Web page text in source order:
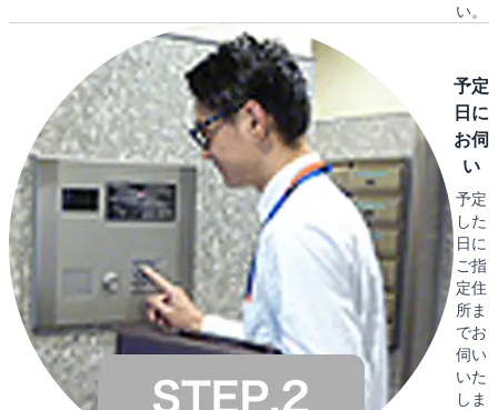
い。
予定
日に
お伺
い
予定
した
日に
ご指
定住
所ま
でお
伺い
いた
しま